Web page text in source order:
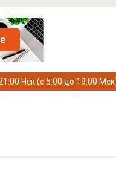
Нск (с 5:00 до 19:00